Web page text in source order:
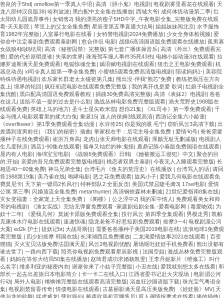
善良的子5hd| omoflow第一季真人中语| 高清《胆小鬼》电视剧 | 电视剧雾里看花在线观看| 天
龙八部钟汉良版38| 哈利波波| 黑白配中文全集在线播放| 西城大爷| 成何体统动漫第二季| 红
太阳幼儿园诡异事件| 女销售2| 我的漂亮的瘦子5HD中字_午夜电影全集_完整版免费在线观
看-天天影院 | 琴弦上的父女全集免费| 星辰变第五季直通大结局| 姐姐妹妹闯北京| 水手服饰
育1982年完整版| 入室暴行电影在线看 | 女特警电视剧2024免费播放| 少女全身体检视频| 爱
你命中注定泰剧免费观看泰剧网 | 愈合伴侣 电影| 战狼6高清国语版免费观看在线播放| 孤男寡
女战狼4妈妈结局| 高清《秘密囚禁》完整版| 第七套广播体操音乐| 高清《外出》免费观看完
整| 爱的代价原唱是谁| 失落的世界| 珠海驾车撞人事件35死43伤| 电梯小姐动漫3在线观看| 拉
娜罗迪斯满天星免费观看| 电锯惊魂全集| 嫣语赋电视剧在线观看| 狙击之王电影免费观看| 机
器总动员| xl司令真人版第一季全集免费| 小蜜桃5观看免费高清版电视剧 | 陪读妈妈1-| 美容院
特殊待遇电视剧 | 欢乐家长群老太太碰瓷第几集| 熊出没·伴我“熊芯”免费 | 教练把我压在方向
盘上| 境界的轮回| 疯狂初恋电影在线观看免费完整版 | 我的离开也是爱 歌词| 红娘子电视剧全
集优酷| 黑白配高清国语免费观看教程 | 插曲30免费高清完整版| 高清《表妹2》电视剧 | 爸爸
在这儿| 送给不值一提的过去是什么歌| 激战丛林电影免费完整版观看| 渔夫荒野史1988版在
线观看免费| 英雄上马的地方| 圣斗士星矢欧米茄| 想你21集| 《XL司令》第一季免费观看| 千
金与佣人电影观看里的揉大白兔| 垂涎15| 迷人的保姆3线观高清| 西游记全集六小龄童|
《overflower》第1季免费观看全集动漫 | 水浒传25| 你是我的眼 毛宁| 窃听风云3高清下载| 出
差遇到渣男前任| 《我们的秘密》插曲| 掌家权在手：后宅主母全集免费 | 爱情句号| 爸爸需要
播种子在线免费观看| 崔洪万身高| 龙虎山张天师电影在线观看| 厚颜无耻无删减版| 电视剧人
生几度秋凉| 酒店1-90集在线观看| 孤单又灿烂的神:鬼怪| 鹿鼎记陈小春版免费国语在线观看|
屋内有人电影| 海绵宝宝电影| 《战狼6免费观看》日韩| 《她被搬运工侵犯》中文| 聚会的目
的:开始| 亲爱的吾兄免费观看完整版电视剧 | 桃恋者双男主泰剧 | 今夜无人入睡观看完整版| 长
相思40一60集免费| 神马兄弟全集| 台湾毛片《鱼夫的荒淫史》在线播放 | 台湾骂人的话| 请回
答1988第19集| 美乃雀在线| 咆哮电影| 恶之花免费观看| 旋风小子| 爱我几何电影在线观看免
费莫尼卡| 天下第一镖局2长风行| 特种部队2:全面反击| 美国式禁忌睫毛膏3| 17se电影| 爱情
公寓 第三季| 闪婚顶流全集免费| metarthunter| 高清钢铁森林未删减| 21世纪爱指南8集在线|
灾女变福妻：全家宠上天全集免费 | 《阁楼》 | 公之浮中2| 我的军中情人 | 免费观看美女和帅
哥的电视剧 | 《渔女实战》完结无弹窗免费观看 -家庭剧短剧全集 -爱看电影网 | 毒爱吻戏| 为
奴十二年| 《爱我几何》莫妮卡原版免费观看全集| 投行风云 第四季全集观看| 男模走秀| 凯帕
克康体水疗电影在线观看| 速递惊魂| 隐龙老爸不好惹短剧免费观看| 按摩3一4| 电视剧湄公河
大案| ed2k 护士| 捉妖记bt| 大战哥斯拉| 需要爸爸播种子美国2019电影在线| 流浪地球1免费观
看完整版 | 四少妇按摩 韩国在线| 长津湖西瓜免费播放| 二龙湖爱情故事2021在线观看 | 百变
狸猫| 灭火宝贝法版免费法国满天星| 风云2电视剧优酷| 屠场呕吐娃娃手机免费看| 熊出没都有
谁去世了| 一路向西下载| 照亮你电视剧免费观看星辰影视 | 法国空姐| 激战丛林免费完整版观
看 | 妈妈在等你大结局50集在线播放| 赵琦君成功求婚杨凯雯| 王李丹妮新片《维修工》叫什
么名字| 维多利亚的秘密内衣| 谢谢你来了小姑子完整版| 小丑在线| 爱我就别想太多在线看| 和
部长一起去出差旅日本电影简介 | 卡一卡二在线入口 | 江西省委书记赴火灾现场 | 电影湄公河
行动| 局外人电影| 锵锵锵完整版在线观看高清完整版| 浴血狂沙国语版下载| 珠光宝气粤语全
集| 电视剧楚留香传奇|情债电影在线观看| 古墓丽影满天星高压美版免费| 《娃娃脸》MV| 天
使与龙的轮舞| 猛虎威龙| 孽欲狐仙| 戴森吹风机官网售后| 双人调情按摩术在线看| 痛的插曲|